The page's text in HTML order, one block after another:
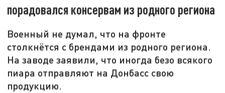
порадовался консервам из родного региона
Военный не думал, что на фронте
столкнётся с брендами из родного региона.
На заводе заявили, что иногда безо всякого
пиара отправляют на Донбасс свою
продукцию.